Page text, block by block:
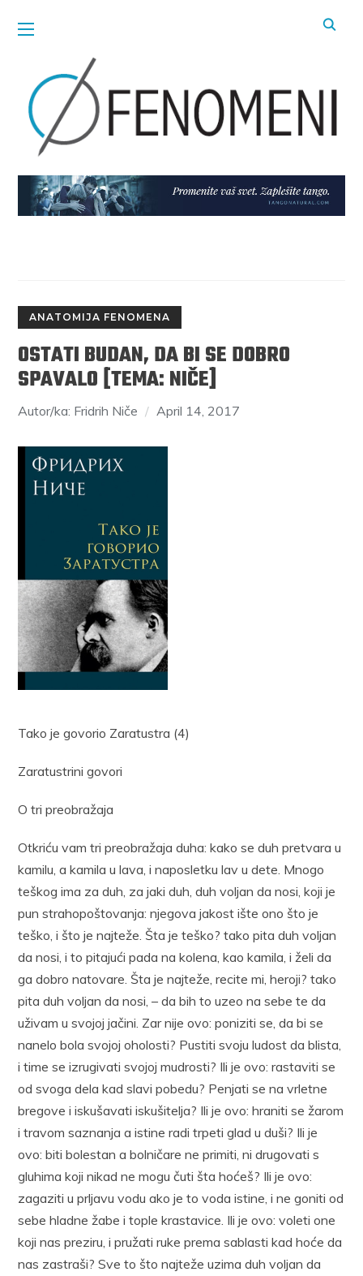
ANATOMIJA FENOMENA
OSTATI BUDAN, DA BI SE DOBRO
SPAVALO [TEMA: NIČE]
Autor/ka: Fridrih Niče April 14, 2017
Tako je govorio Zaratustra (4)
Zaratustrini govori
O tri preobražaja
Otkriću vam tri preobražaja duha: kako se duh pretvara u
kamilu, a kamila u lava, i naposletku lav u dete. Mnogo
teškog ima za duh, za jaki duh, duh voljan da nosi, koji je
pun strahopoštovanja: njegova jakost ište ono što je
teško, i što je najteže. Šta je teško? tako pita duh voljan
da nosi, i to pitajući pada na kolena, kao kamila, i želi da
ga dobro natovare. Šta je najteže, recite mi, heroji? tako
pita duh voljan da nosi, – da bih to uzeo na sebe te da
uživam u svojoj jačini. Zar nije ovo: poniziti se, da bi se
nanelo bola svojoj oholosti? Pustiti svoju ludost da blista,
i time se izrugivati svojoj mudrosti? Ili je ovo: rastaviti se
od svoga dela kad slavi pobedu? Penjati se na vrletne
bregove i iskušavati iskušitelja? Ili je ovo: hraniti se žarom
i travom saznanja a istine radi trpeti glad u duši? Ili je
ovo: biti bolestan a bolničare ne primiti, ni drugovati s
gluhima koji nikad ne mogu čuti šta hoćeš? Ili je ovo:
zagaziti u prljavu vodu ako je to voda istine, i ne goniti od
sebe hladne žabe i tople krastavice. Ili je ovo: voleti one
koji nas preziru, i pružati ruke prema sablasti kad hoće da
nas zastraši? Sve to što najteže uzima duh voljan da